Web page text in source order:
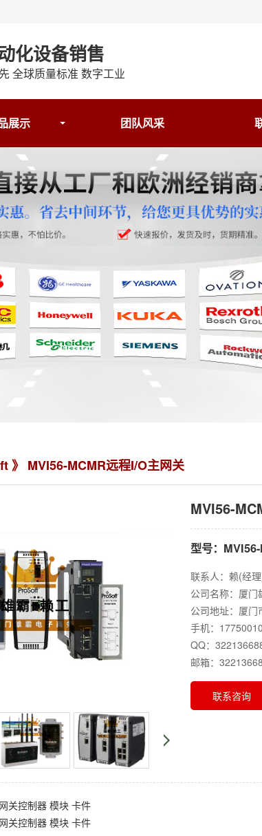
化设备销售
全球质量标准 数字工业
展示 团队风采
》 MVI56-MCMR远程I/O主网关
MVI56-
型号：
联系人：赖(经
公司名称：厦门
公司地址：厦
手机：
QQ：
邮箱：
联系咨询
关控制器 模块 卡件
关控制器 模块 卡件